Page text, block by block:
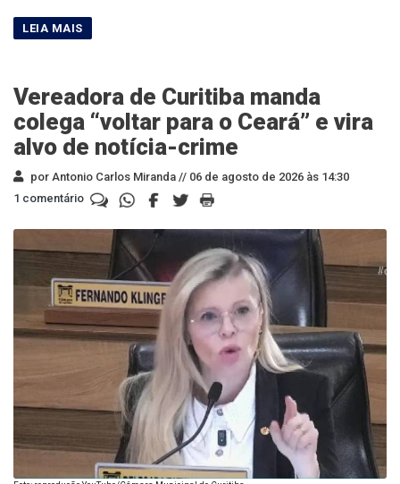
Vereadora de Curitiba manda
colega “voltar para o Ceará” e vira
alvo de notícia-crime
por Antonio Carlos Miranda // 06 de agosto de 2026 às 14:30
1 comentário